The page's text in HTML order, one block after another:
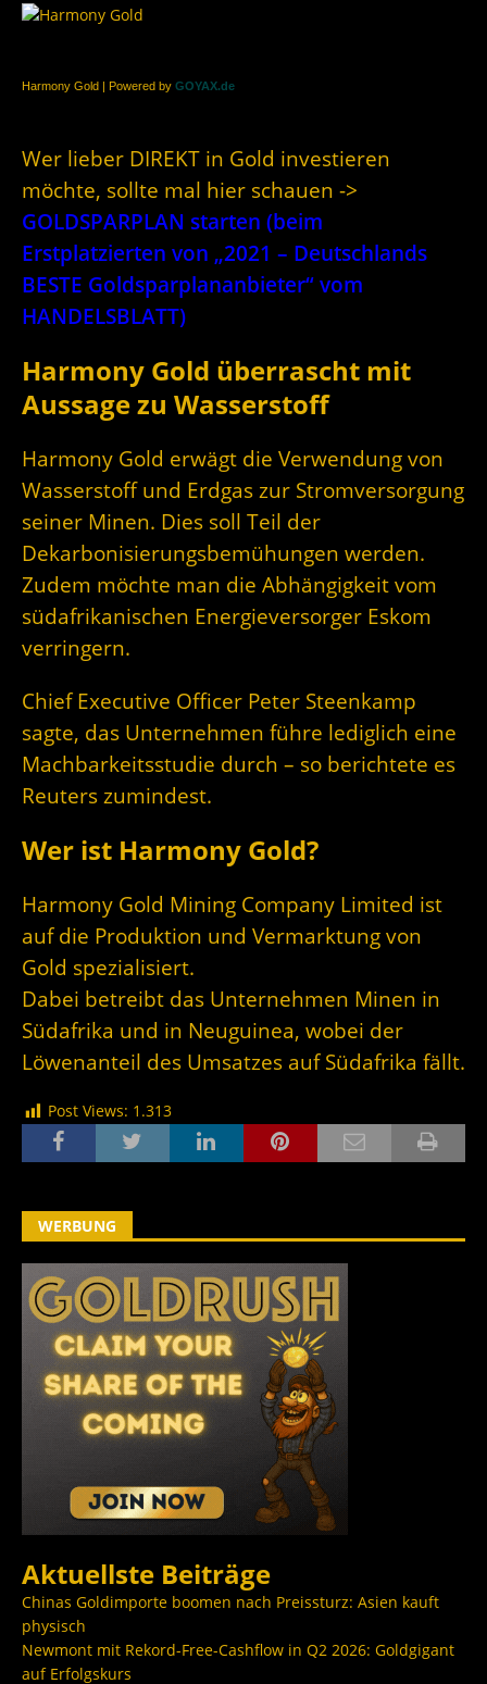
Harmony Gold | Powered by GOYAX.de
Wer lieber DIREKT in Gold investieren
möchte, sollte mal hier schauen ->
GOLDSPARPLAN starten (beim
Erstplatzierten von „2021 – Deutschlands
BESTE Goldsparplananbieter“ vom
HANDELSBLATT)
Harmony Gold überrascht mit
Aussage zu Wasserstoff
Harmony Gold erwägt die Verwendung von
Wasserstoff und Erdgas zur Stromversorgung
seiner Minen. Dies soll Teil der
Dekarbonisierungsbemühungen werden.
Zudem möchte man die Abhängigkeit vom
südafrikanischen Energieversorger Eskom
verringern.
Chief Executive Officer Peter Steenkamp
sagte, das Unternehmen führe lediglich eine
Machbarkeitsstudie durch – so berichtete es
Reuters zumindest.
Wer ist Harmony Gold?
Harmony Gold Mining Company Limited ist
auf die Produktion und Vermarktung von
Gold spezialisiert.
Dabei betreibt das Unternehmen Minen in
Südafrika und in Neuguinea, wobei der
Löwenanteil des Umsatzes auf Südafrika fällt.
Post Views: 1.313
WERBUNG
Aktuellste Beiträge
Chinas Goldimporte boomen nach Preissturz: Asien kauft
physisch
Newmont mit Rekord-Free-Cashflow in Q2 2026: Goldgigant
auf Erfolgskurs